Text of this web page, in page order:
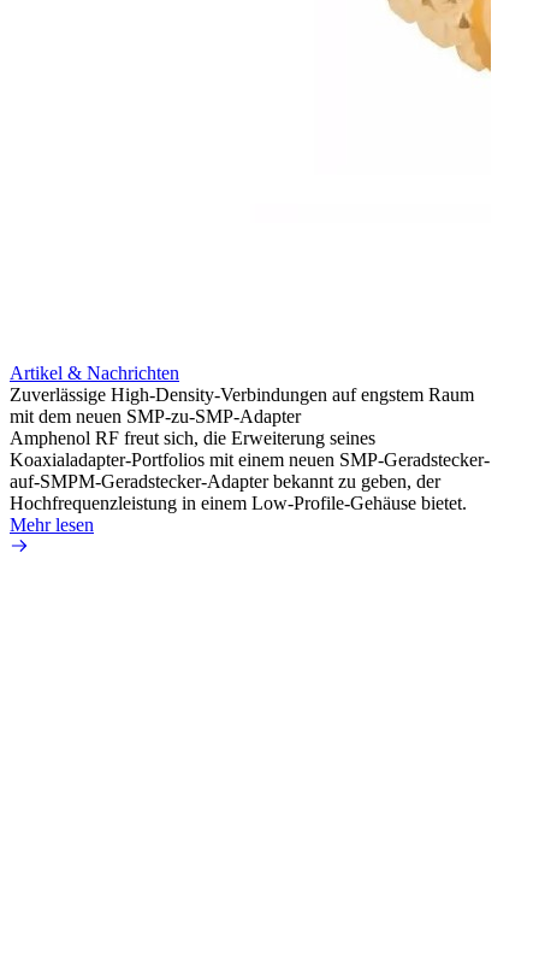
Artikel & Nachrichten
Zuverlässige High-Density-Verbindungen auf engstem Raum
mit dem neuen SMP-zu-SMP-Adapter
Amphenol RF freut sich, die Erweiterung seines
Koaxialadapter-Portfolios mit einem neuen SMP-Geradstecker-
auf-SMPM-Geradstecker-Adapter bekannt zu geben, der
Hochfrequenzleistung in einem Low-Profile-Gehäuse bietet.
Mehr lesen